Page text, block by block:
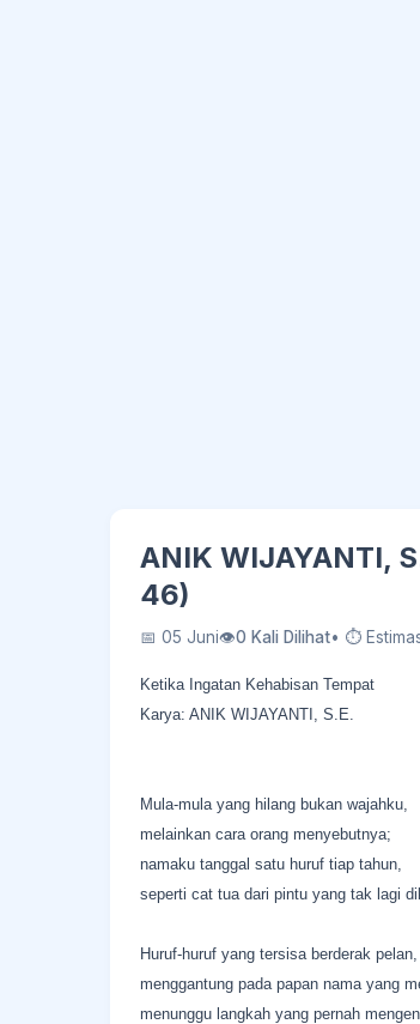
ANIK WIJAYANTI,
46)
📅 05 Juni👁0 Kali Dilihat• ⏱
Ketika Ingatan Kehabisan Tempat
Karya: ANIK WIJAYANTI, S.E.
Mula-mula yang hilang bukan wajahku,
melainkan cara orang menyebutnya;
namaku tanggal satu huruf tiap tahun,
seperti cat tua dari pintu yang tak lagi
Huruf-huruf yang tersisa berderak pelan,
menggantung pada papan nama yang
menunggu langkah yang pernah